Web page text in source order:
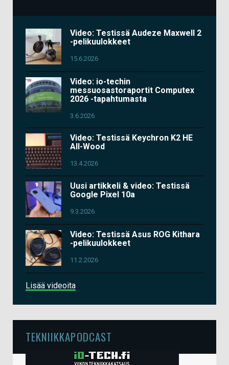
Video: Testissä Audeze Maxwell 2
-pelikuulokkeet
15.6.2026
Video: io-techin
messuosastoraportit Computex
2026 -tapahtumasta
3.6.2026
Video: Testissä Keychron K2 HE
All-Wood
13.4.2026
Uusi artikkeli & video: Testissä
Google Pixel 10a
9.3.2026
Video: Testissä Asus ROG Kithara
-pelikuulokkeet
11.2.2026
Lisää videoita
TEKNIIKKAPODCAST